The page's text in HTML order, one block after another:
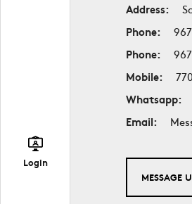
Login
Address:
Phone:
Phone:
Mobile:
Whatsapp:
Email:
MESSAGE